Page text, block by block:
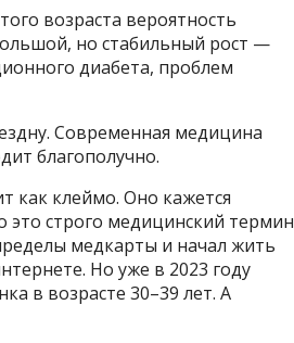
возраста вероятность
но стабильный рост —
диабета, проблем
Современная медицина
благополучно.
как клеймо. Оно кажется
строго медицинский термин
медкарты и начал жить
Но уже в 2023 году
в возрасте 30–39 лет. А